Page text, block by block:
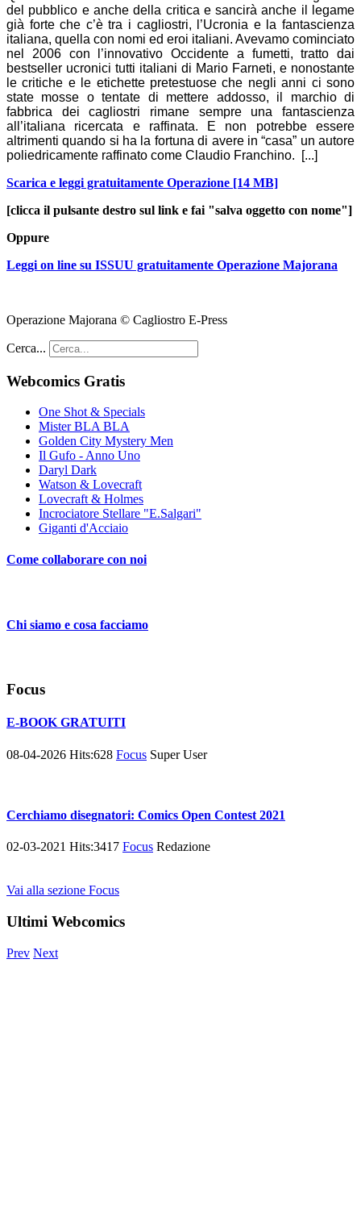
del pubblico e anche della critica e sancirà anche il legame
già forte che c’è tra i cagliostri, l’Ucronia e la fantascienza
italiana, quella con nomi ed eroi italiani. Avevamo cominciato
nel 2006 con l’innovativo Occidente a fumetti, tratto dai
bestseller ucronici tutti italiani di Mario Farneti, e nonostante
le critiche e le etichette pretestuose che negli anni ci sono
state mosse o tentate di mettere addosso, il marchio di
fabbrica dei cagliostri rimane sempre una fantascienza
all’italiana ricercata e raffinata. E non potrebbe essere
altrimenti quando si ha la fortuna di avere in “casa” un autore
poliedricamente raffinato come Claudio Franchino.
[...]
Scarica e leggi gratuitamente Operazione [14 MB]
[clicca il pulsante destro sul link e fai "salva oggetto con nome"]
Oppure
Leggi on line su ISSUU gratuitamente Operazione Majorana
Operazione Majorana © Cagliostro E-Press
Cerca...
Webcomics Gratis
One Shot & Specials
Mister BLA BLA
Golden City Mystery Men
Il Gufo - Anno Uno
Daryl Dark
Watson & Lovecraft
Lovecraft & Holmes
Incrociatore Stellare "E.Salgari"
Giganti d'Acciaio
Come collaborare con noi
Chi siamo e cosa facciamo
Focus
E-BOOK GRATUITI
08-04-2026 Hits:628 Focus Super User
Cerchiamo disegnatori: Comics Open Contest 2021
02-03-2021 Hits:3417 Focus Redazione
Vai alla sezione Focus
Ultimi Webcomics
Prev Next